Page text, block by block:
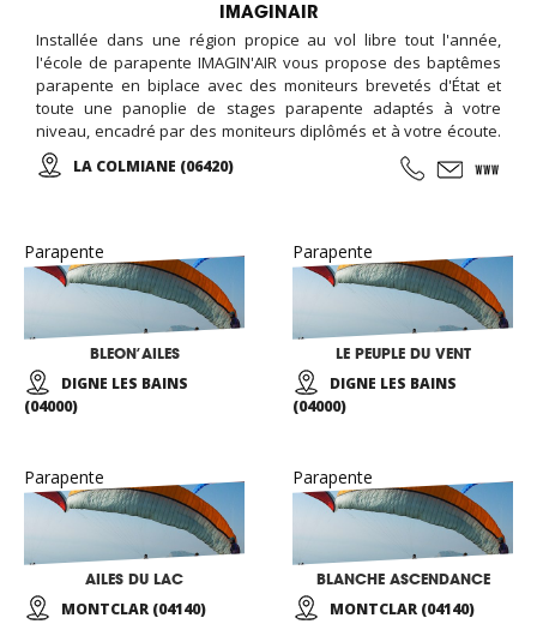
IMAGINAIR
Installée dans une région propice au vol libre tout l'année,
l'école de parapente IMAGIN'AIR vous propose des baptêmes
parapente en biplace avec des moniteurs brevetés d'État et
toute une panoplie de stages parapente adaptés à votre
niveau, encadré par des moniteurs diplômés et à votre écoute.
De la Colmiane à Roquebrune Cap Martin, en passant par
l'Italie, une multitude de sites afin de pouvoir vous garantir un
LA COLMIANE (06420)
Parapente
BLEON’AILES
DIGNE LES BAINS
(04000)
Parapente
LE PEUPLE DU VENT
DIGNE LES BAINS
(04000)
Parapente
AILES DU LAC
MONTCLAR (04140)
Parapente
BLANCHE ASCENDANCE
MONTCLAR (04140)